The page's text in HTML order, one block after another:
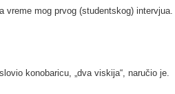
vreme mog prvog (studentskog) intervjua.
konobaricu, „dva viskija“, naručio je.